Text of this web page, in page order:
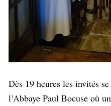
Dès 19 heures les invités
l’Abbaye Paul Bocuse où